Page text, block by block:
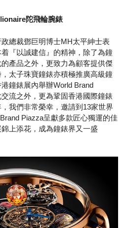
陀飛輪腕錶
總裁鄧巨明博士MH太平紳士表
『以誠建信』的精神，除了為鐘
產品之外，更致力為顧客提供傑
太子珠寶鐘錶亦積極推廣高級鐘
鐘錶展內舉辦World Brand
流之外，更為鞏固香港國際鐘錶
我們非常榮幸，邀請到13家世界
Piazza呈獻多款匠心獨運的佳
上添花，成為鐘錶界又一盛